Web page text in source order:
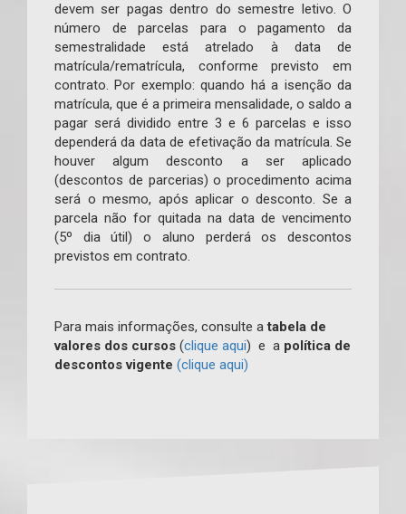
devem ser pagas dentro do semestre letivo. O
número de parcelas para o pagamento da
semestralidade está atrelado à data de
matrícula/rematrícula, conforme previsto em
contrato. Por exemplo: quando há a isenção da
matrícula, que é a primeira mensalidade, o saldo a
pagar será dividido entre 3 e 6 parcelas e isso
dependerá da data de efetivação da matrícula. Se
houver algum desconto a ser aplicado
(descontos de parcerias) o procedimento acima
será o mesmo, após aplicar o desconto. Se a
parcela não for quitada na data de vencimento
(5º dia útil) o aluno perderá os descontos
previstos em contrato.
Para mais informações, consulte atabela de
valores dos cursos (clique aqui) e a política de
descontos vigente (clique aqui)